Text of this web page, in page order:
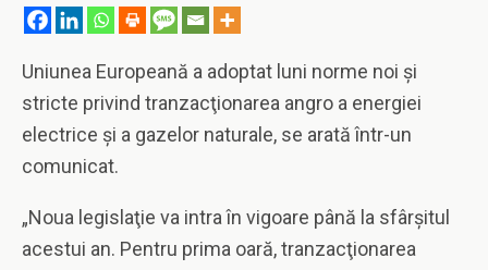
Uniunea Europeană a adoptat luni norme noi şi
stricte privind tranzacţionarea angro a energiei
electrice şi a gazelor naturale, se arată într-un
comunicat.
„Noua legislaţie va intra în vigoare până la sfârşitul
acestui an. Pentru prima oară, tranzacţionarea